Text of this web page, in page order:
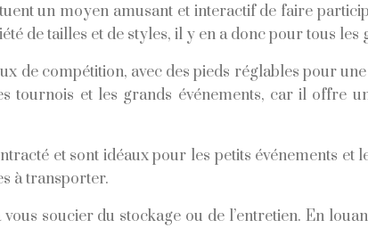
un moyen amusant et interactif de faire
de tailles et de styles, il y en a donc pour tous les
de compétition, avec des pieds réglables pour
tournois et les grands événements, car il offre
et sont idéaux pour les petits événements et
à transporter.
soucier du stockage ou de l’entretien. En